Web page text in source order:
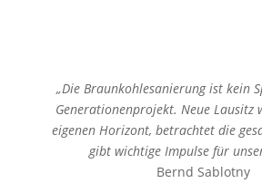
„Die Braunkohlesanierung ist kein
Generationenprojekt. Neue Lausitz
eigenen Horizont, betrachtet die
gibt wichtige Impulse für
Bernd Sablotny